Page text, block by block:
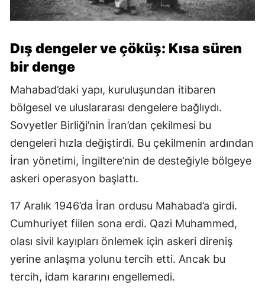
Dış dengeler ve çöküş: Kısa süren
bir denge
Mahabad’daki yapı, kuruluşundan itibaren
bölgesel ve uluslararası dengelere bağlıydı.
Sovyetler Birliği’nin İran’dan çekilmesi bu
dengeleri hızla değiştirdi. Bu çekilmenin ardından
İran yönetimi, İngiltere’nin de desteğiyle bölgeye
askeri operasyon başlattı.
17 Aralık 1946’da İran ordusu Mahabad’a girdi.
Cumhuriyet fiilen sona erdi. Qazi Muhammed,
olası sivil kayıpları önlemek için askeri direniş
yerine anlaşma yolunu tercih etti. Ancak bu
tercih, idam kararını engellemedi.